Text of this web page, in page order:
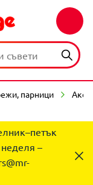
парници
неделя –